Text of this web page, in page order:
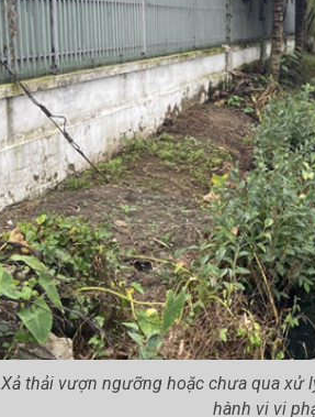
Xả thải vượn ngưỡng hoặc chưa qua xử
hành vi vi